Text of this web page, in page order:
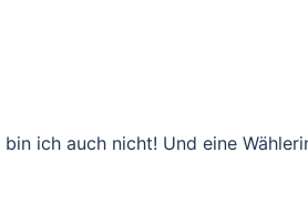
ich auch nicht! Und eine